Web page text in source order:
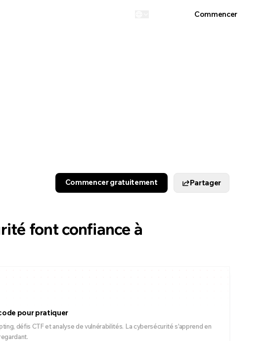
Commencer
Commencer gratuitement Partager
font confiance à
pour pratiquer
défis CTF et analyse de vulnérabilités. La cybersécurité s'apprend en